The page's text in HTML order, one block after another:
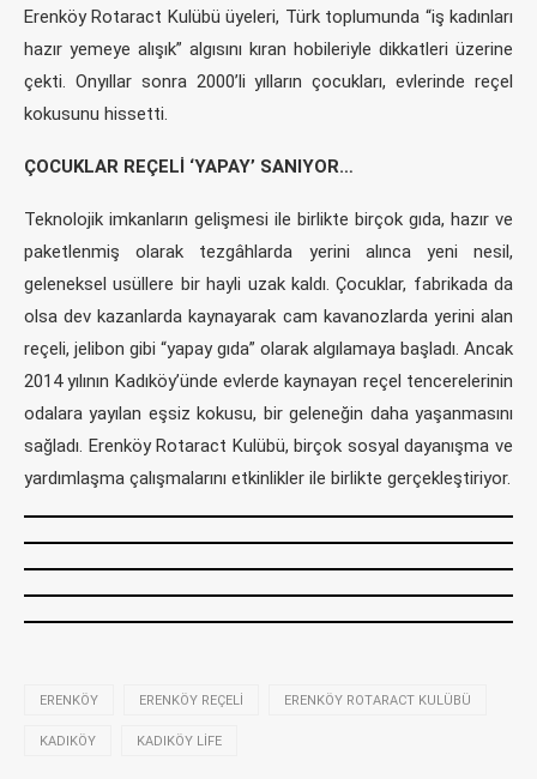
Erenköy Rotaract Kulübü üyeleri, Türk toplumunda “iş kadınları
hazır yemeye alışık” algısını kıran hobileriyle dikkatleri üzerine
çekti. Onyıllar sonra 2000’li yılların çocukları, evlerinde reçel
kokusunu hissetti.
ÇOCUKLAR REÇELİ ‘YAPAY’ SANIYOR…
Teknolojik imkanların gelişmesi ile birlikte birçok gıda, hazır ve
paketlenmiş olarak tezgâhlarda yerini alınca yeni nesil,
geleneksel usüllere bir hayli uzak kaldı. Çocuklar, fabrikada da
olsa dev kazanlarda kaynayarak cam kavanozlarda yerini alan
reçeli, jelibon gibi “yapay gıda” olarak algılamaya başladı. Ancak
2014 yılının Kadıköy’ünde evlerde kaynayan reçel tencerelerinin
odalara yayılan eşsiz kokusu, bir geleneğin daha yaşanmasını
sağladı. Erenköy Rotaract Kulübü, birçok sosyal dayanışma ve
yardımlaşma çalışmalarını etkinlikler ile birlikte gerçekleştiriyor.
ERENKÖY ERENKÖY REÇELI ERENKÖY ROTARACT KULÜBÜ
KADIKÖY KADIKÖY LIFE